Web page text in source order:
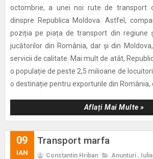
octombrie, a unei noi rute de transport
dinspre Republica Moldova. Astfel,
poziția pe piața de transport din regiune
jucătorilor din România, dar și din
servicii de calitate. Mai mult de atât,
o populație de peste 2,5 milioane de
o destinație pentru exporturile din România,
Aflați Mai Multe »
09
IAN
Transport marfa
Constantin Hriban Anunturi ,